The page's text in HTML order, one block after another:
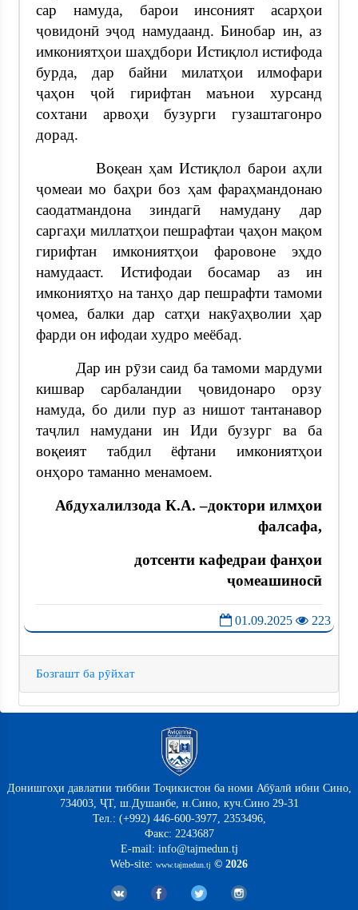
сар намуда, барои инсоният асарҳои
ҷовидонӣ эҷод намудаанд. Бинобар ин, аз
имкониятҳои шаҳдбори Истиқлол истифода
бурда, дар байни милатҳои илмофари
ҷаҳон ҷой гирифтан маънои хурсанд
сохтани арвоҳи бузурги гузаштагонро
дорад.
Воқеан ҳам Истиқлол барои аҳли
ҷомеаи мо баҳри боз ҳам фараҳмандонаю
саодатмандона зиндагӣ намудану дар
саргаҳи миллатҳои пешрафтаи ҷаҳон мақом
гирифтан имкониятҳои фаровоне эҳдо
намудааст. Истифодаи босамар аз ин
имкониятҳо на танҳо дар пешрафти тамоми
ҷомеа, балки дар сатҳи накӯаҳволии ҳар
фарди он ифодаи худро меёбад.
Дар ин рӯзи саид ба тамоми мардуми
кишвар сарбаландии ҷовидонаро орзу
намуда, бо дили пур аз нишот тантанавор
таҷлил намудани ин Иди бузург ва ба
воқеият табдил ёфтани имкониятҳои
онҳоро таманно менамоем.
Абдухалилзода К.А. –доктори илмҳои
фалсафа,
дотсенти кафедраи фанҳои
ҷомеашиносӣ
01.09.2025 223
Бозгашт ба рӯйхат
Донишгоҳи давлатии тиббии Тоҷикистон ба номи Абӯалӣ ибни Сино,
734003, ҶТ, ш.Душанбе, н.Сино, куч.Сино 29-31
Тел.: (+992) 446-600-3977, 2353496,
Факс: 2243687
E-mail: info@tajmedun.tj
Web-site: www.tajmedun.tj © 2026